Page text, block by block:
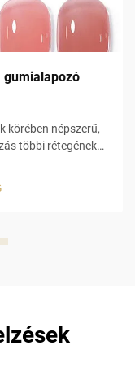
gumialapozó
körében népszerű,
többi rétegének
lehetővé, amely